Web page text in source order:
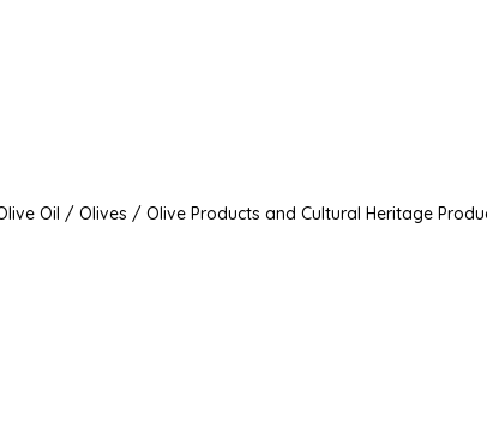
Oil / Olives / Olive Products and Cultural Heritage